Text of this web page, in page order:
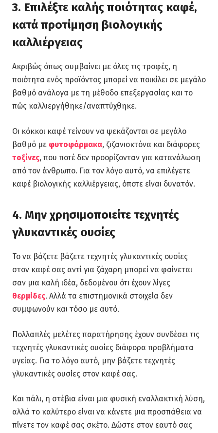
3. Επιλέξτε καλής ποιότητας καφέ,
κατά προτίμηση βιολογικής
καλλιέργειας
Ακριβώς όπως συμβαίνει με όλες τις τροφές, η
ποιότητα ενός προϊόντος μπορεί να ποικίλει σε μεγάλο
βαθμό ανάλογα με τη μέθοδο επεξεργασίας και το
πώς καλλιεργήθηκε/αναπτύχθηκε.
Οι κόκκοι καφέ τείνουν να ψεκάζονται σε μεγάλο
βαθμό με φυτοφάρμακα, ζιζανιοκτόνα και διάφορες
τοξίνες, που ποτέ δεν προορίζονταν για κατανάλωση
από τον άνθρωπο. Για τον λόγο αυτό, να επιλέγετε
καφέ βιολογικής καλλιέργειας, όποτε είναι δυνατόν.
4. Μην χρησιμοποιείτε τεχνητές
γλυκαντικές ουσίες
Το να βάζετε βάζετε τεχνητές γλυκαντικές ουσίες
στον καφέ σας αντί για ζάχαρη μπορεί να φαίνεται
σαν μια καλή ιδέα, δεδομένου ότι έχουν λίγες
θερμίδες. Αλλά τα επιστημονικά στοιχεία δεν
συμφωνούν και τόσο με αυτό.
Πολλαπλές μελέτες παρατήρησης έχουν συνδέσει τις
τεχνητές γλυκαντικές ουσίες διάφορα προβλήματα
υγείας. Για το λόγο αυτό, μην βάζετε τεχνητές
γλυκαντικές ουσίες στον καφέ σας.
Και πάλι, η στέβια είναι μια φυσική εναλλακτική λύση,
αλλά το καλύτερο είναι να κάνετε μια προσπάθεια να
πίνετε τον καφέ σας σκέτο. Δώστε στον εαυτό σας